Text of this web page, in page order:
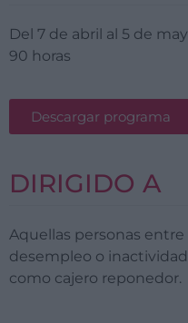
Del 7 de abril al 5 de
90 horas
Descargar programa
DIRIGIDO A
Aquellas personas
desempleo o
como cajero reponedor.